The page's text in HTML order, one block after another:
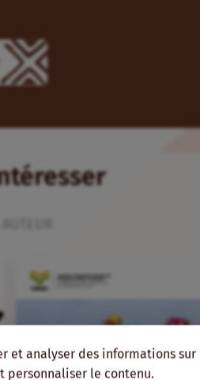
et analyser des informations
le contenu.